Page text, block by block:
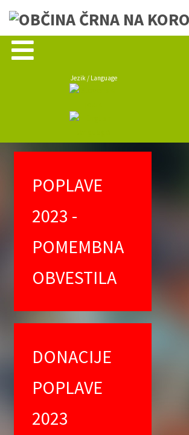
Jezik / Language
POPLAVE
2023 -
POMEMBNA
OBVESTILA
DONACIJE
POPLAVE
2023